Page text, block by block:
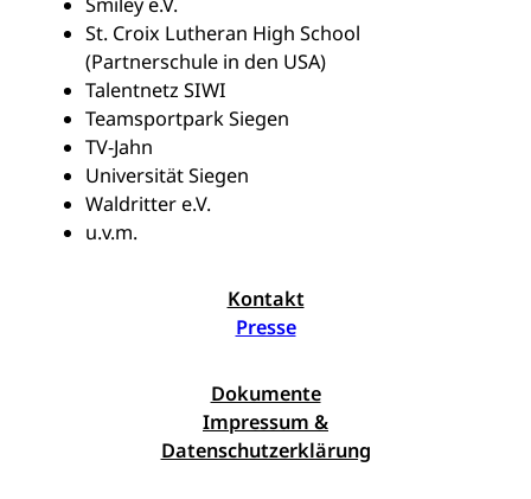
St. Croix Lutheran High School
(Partnerschule in den USA)
Talentnetz SIWI
Teamsportpark Siegen
TV-Jahn
Universität Siegen
Waldritter e.V.
u.v.m.
Kontakt
Presse
Dokumente
Impressum &
Datenschutzerklärung